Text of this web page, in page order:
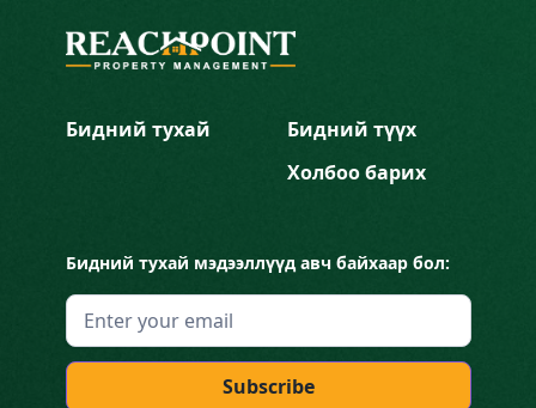
Бидний тухай
Бидний түүх
Холбоо барих
Бидний тухай мэдээллүүд авч байхаар бол: